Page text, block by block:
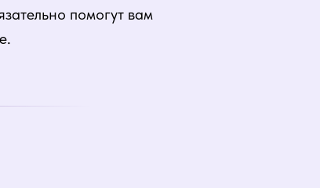
помогут вам